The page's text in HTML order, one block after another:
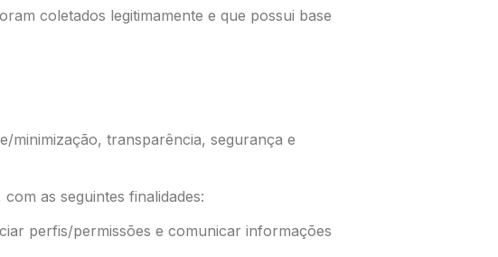
coletados legitimamente e que possui base
minimização, transparência, segurança e
as seguintes finalidades:
perfis/permissões e comunicar informações